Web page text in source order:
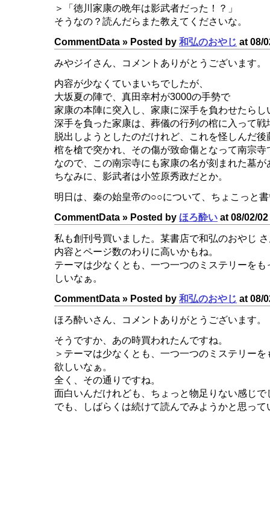
＞「徳川家康の晩年は影武者だった！？」
そうなの？読んだらまた教えてくださいな。
CommentData » Posted by 和弘のおやじ at 08/
みやジイさん、コメントありがとうございます。
内容が少なくていまいちでしたが、
大坂夏の陣で、真田幸村が3000の手勢で
家康の本陣に突入し、家康に深手を負わせたらし
深手を負った家康は、葬儀の行列の棺に入って戦
脱出しようとしたのだけれど、これを怪しんだ後
棺を槍で突かれ、その傷が致命傷となって南宗寺
なので、この南宗寺にも家康の名が刻まれた墓が
ちなみに、影武者は小笠原秀政だとか。
明日は、秦の始皇帝の○○について、ちょこっと
CommentData » Posted by ほろ酔い at 08/02/02
私も創刊号買いました。某書店で和弘のおやじ
内容とページ数のわりに高いかもね。
テーマは少なくとも、一つ一つのミステリーを
しいなぁ。
CommentData » Posted by 和弘のおやじ at 08/
ほろ酔いさん、コメントありがとうございます。
そうですか、あの時買われたんですね。
＞テーマは少なくとも、一つ一つのミステリー
欲しいなぁ。
全く、その通りですね。
面白いんだけれども、ちょっと物足りない感じで
でも、しばらくは続けて読んでみようかと思って